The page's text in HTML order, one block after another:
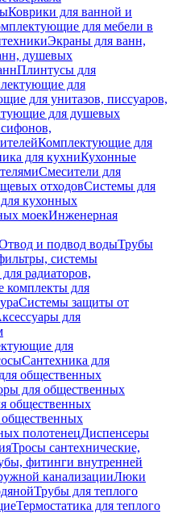
Коврики для ванной и
для мебели в
Экраны для ванн,
душевых
Плинтусы для
для
для унитазов, писсуаров,
для душевых
Комплектующие для
для кухниКухонные
Смесители для
отходовСистемы для
кухонных
моекИнженерная
и подвод водыТрубы
системы
радиаторов,
для
Системы защиты от
для
для
Сантехника для
общественных
для общественных
общественных
полотенецДиспенсеры
Тросы сантехнические,
фитинги внутренней
канализацииЛюки
Трубы для теплого
Термостатика для теплого